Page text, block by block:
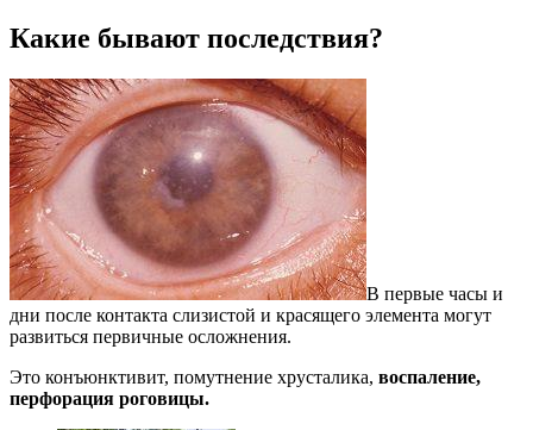
Какие бывают последствия?
В первые часы и
дни после контакта слизистой и красящего элемента могут
развиться первичные осложнения.
Это конъюнктивит, помутнение хрусталика, воспаление,
перфорация роговицы.